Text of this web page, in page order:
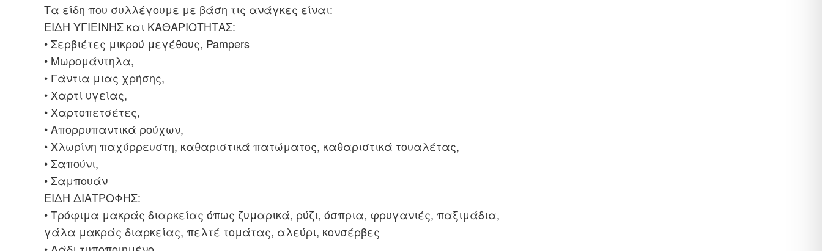
Τα είδη που συλλέγουμε με βάση τις ανάγκες είναι:
ΕΙΔΗ ΥΓΙΕΙΝΗΣ και ΚΑΘΑΡΙΟΤΗΤΑΣ:
• Σερβιέτες μικρού μεγέθους, Pampers
• Μωρομάντηλα,
• Γάντια μιας χρήσης,
• Χαρτί υγείας,
• Χαρτοπετσέτες,
• Απορρυπαντικά ρούχων,
• Χλωρίνη παχύρρευστη, καθαριστικά πατώματος, καθαριστικά τουαλέτας,
• Σαπούνι,
• Σαμπουάν
ΕΙΔΗ ΔΙΑΤΡΟΦΗΣ:
• Τρόφιμα μακράς διαρκείας όπως ζυμαρικά, ρύζι, όσπρια, φρυγανιές, παξιμάδια,
γάλα μακράς διαρκείας, πελτέ τομάτας, αλεύρι, κονσέρβες